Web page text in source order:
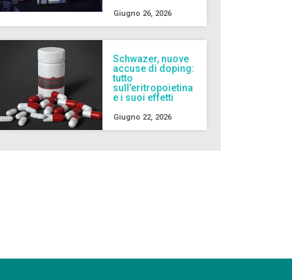
Giugno 26, 2026
Schwazer, nuove
accuse di doping:
tutto
sull’eritropoietina
e i suoi effetti
Giugno 22, 2026